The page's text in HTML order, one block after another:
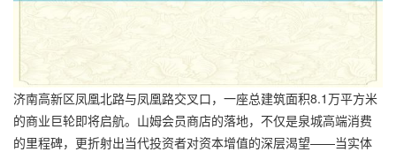
济南高新区凤凰北路与凤凰路交叉口，一座总建筑面积8.1万平方米
的商业巨轮即将启航。山姆会员商店的落地，不仅是泉城高端消费
的里程碑，更折射出当代投资者对资本增值的深层渴望——当实体